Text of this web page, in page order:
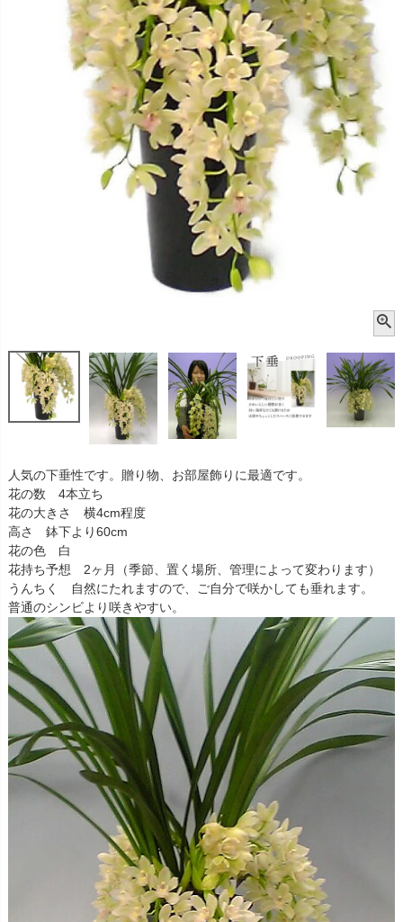
人気の下垂性です。贈り物、お部屋飾りに最適です。
花の数 4本立ち
花の大きさ 横4cm程度
高さ 鉢下より60cm
花の色 白
花持ち予想 2ヶ月（季節、置く場所、管理によって変わります）
うんちく 自然にたれますので、ご自分で咲かしても垂れます。
普通のシンビより咲きやすい。